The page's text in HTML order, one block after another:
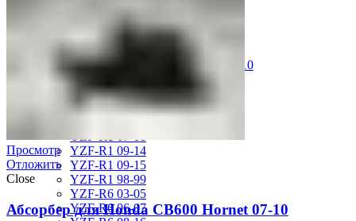
XV1900 Raider 08-17
XV400 Virago 87-94
XV750 Virago 85-87
XVS400 Drag Star 96-99
XVZ1300 Royal Star Venture 01-10
YZF-1000R Thunderace 96-01
YZF-R1 00-01
YZF-R1 02-03
YZF-R1 09-14
YZF-R1 09-15
YZF-R1 98-99
YZF-R6 03-05
YZF-R6 06-07
Просмотр
Отложить
Close
Абсорбер для Honda CB600 Hornet 07-10